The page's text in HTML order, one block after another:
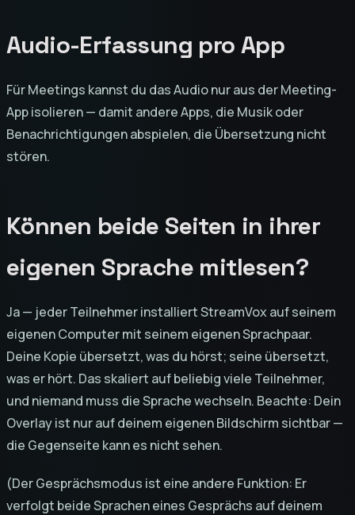
Audio-Erfassung pro App
Für Meetings kannst du das Audio nur aus der Meeting-
App isolieren — damit andere Apps, die Musik oder
Benachrichtigungen abspielen, die Übersetzung nicht
stören.
Können beide Seiten in ihrer
eigenen Sprache mitlesen?
Ja — jeder Teilnehmer installiert StreamVox auf seinem
eigenen Computer mit seinem eigenen Sprachpaar.
Deine Kopie übersetzt, was du hörst; seine übersetzt,
was er hört. Das skaliert auf beliebig viele Teilnehmer,
und niemand muss die Sprache wechseln. Beachte: Dein
Overlay ist nur auf deinem eigenen Bildschirm sichtbar —
die Gegenseite kann es nicht sehen.
(Der Gesprächsmodus ist eine andere Funktion: Er
verfolgt beide Sprachen eines Gesprächs auf deinem